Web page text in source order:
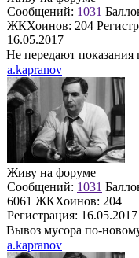
Сообщений: 1031
ЖКХоинов: 204
16.05.2017
Не передают показания
a.kapranov
Живу на форуме
Сообщений: 1031
6061 ЖКХоинов: 204
Регистрация: 16.05.2017
Вывоз мусора по-
a.kapranov